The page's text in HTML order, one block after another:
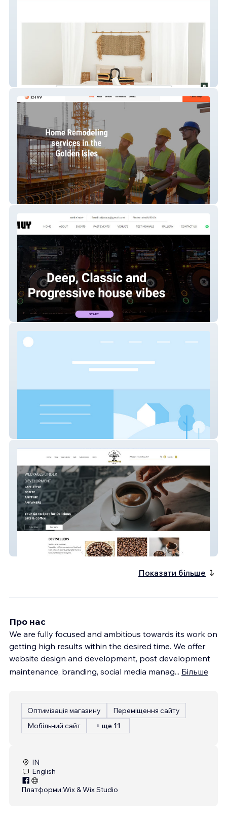
BIW
Beauy
100 Coffee
Показати більше
Про нас
We are fully focused and ambitious towards its work on
getting high results within the desired time. We offer
website design and development, post development
maintenance, branding, social media manag... Більше
Оптимізація магазину
Переміщення сайту
Мобільний сайт
+ ще 11
IN
English
Платформи:Wix & Wix Studio